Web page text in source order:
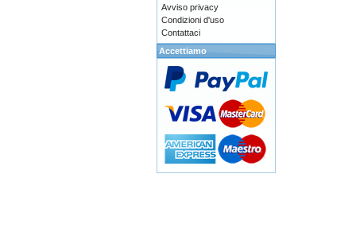
Avviso privacy
Condizioni d'uso
Contattaci
Accettiamo